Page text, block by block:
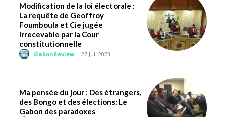
Modification de la loi électorale :
La requête de Geoffroy
Foumboula et Cie jugée
irrecevable par la Cour
constitutionnelle
GabonReview - 27 Juil 2023
Ma pensée du jour : Des étrangers,
des Bongo et des élections: Le
Gabon des paradoxes